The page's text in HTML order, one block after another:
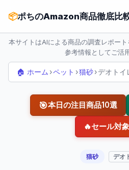
📦ポちのAmazon商品徹底比
本サイトはAIによる商品の調査レポー
参考情報としてご活
🏠 ホーム ›ペット ›猫砂›デオトイ
🎯本日の注目商品10選
🔥セール対
猫砂 デオ